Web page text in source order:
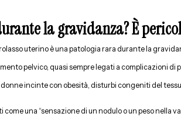
la gravidanza? È
uterino è una patologia rara durante la
pelvico, quasi sempre legati a complicazioni
incinte con obesità, disturbi congeniti del
una “sensazione di un nodulo o un peso nella